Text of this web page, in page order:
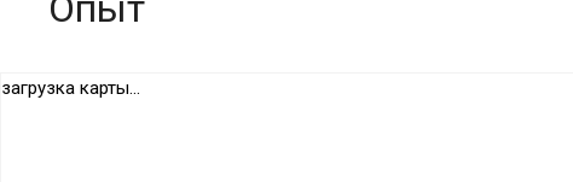
загрузка карты...